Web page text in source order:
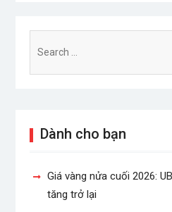
for:
Dành cho bạn
Giá vàng nửa cuối 2026:
tăng trở lại